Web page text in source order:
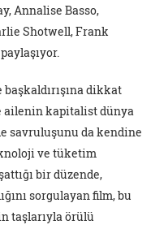
Annalise Basso,
Shotwell, Frank
dikkat
ailenin kapitalist dünya
savruluşunu da kendine
ve tüketim
bir düzende,
sorgulayan film, bu
taşlarıyla örülü